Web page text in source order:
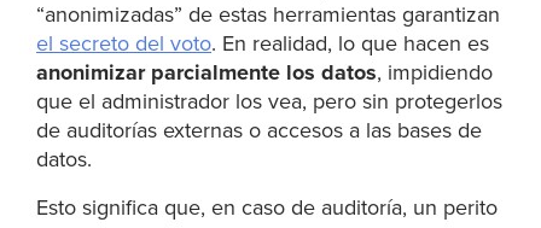
“anonimizadas” de estas herramientas garantizan
el secreto del voto. En realidad, lo que hacen es
anonimizar parcialmente los datos, impidiendo
que el administrador los vea, pero sin protegerlos
de auditorías externas o accesos a las bases de
datos.
Esto significa que, en caso de auditoría, un perito